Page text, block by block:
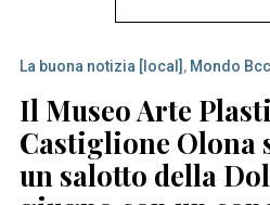
r
c
h
f
o
La buona notizia [local] , Mondo Bcc
Il Museo Arte
Castiglione Olona
un salotto della